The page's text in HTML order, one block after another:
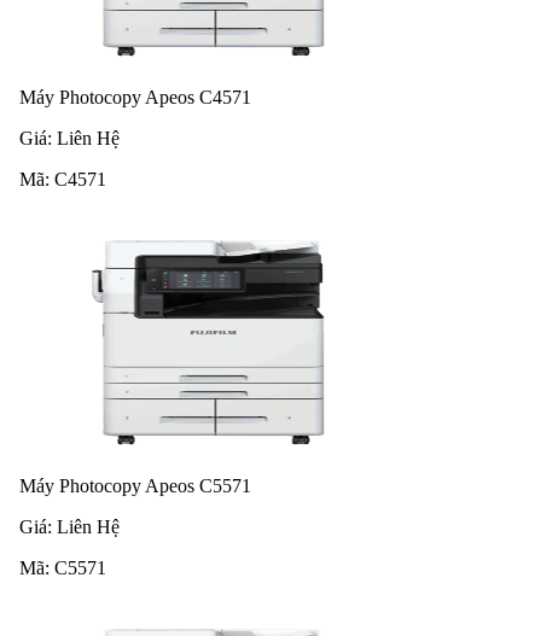
Máy Photocopy Apeos C4571
Giá: Liên Hệ
Mã: C4571
Máy Photocopy Apeos C5571
Giá: Liên Hệ
Mã: C5571